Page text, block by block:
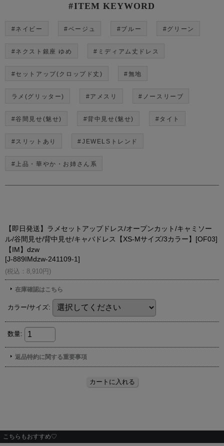
#ITEM KEYWORD
#ネイビー #ベージュ #ブルー #グリーン
#ネクスト銀座 ゆめ #ミディアム丈ドレス
#セットアップ(クロップド丈) #無地
ラメ(グリッター) #アメスリ #ノースリーブ
#谷間見せ(魅せ) #背中見せ(魅せ) #タイト
#スリットあり #JEWELSトレンド
#上品・華やか・お姉さん系
こちらもおすすめ♡